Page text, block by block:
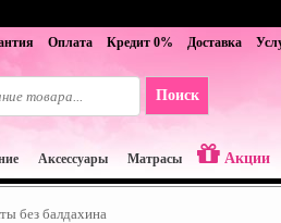
Оплата Кредит 0% Доставка
Аксессуары Матрасы Акции
без балдахина